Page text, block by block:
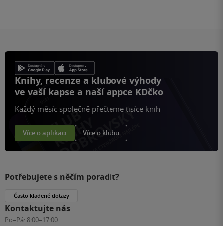
Knihy, recenze a klubové výhody
ve vaší kapse a naší appce KDčko
Každý měsíc společně přečteme tisíce knih
Více o aplikaci Více o klubu
Potřebujete s něčím poradit?
Často kladené dotazy
Kontaktujte nás
Po–Pá: 8:00–17:00